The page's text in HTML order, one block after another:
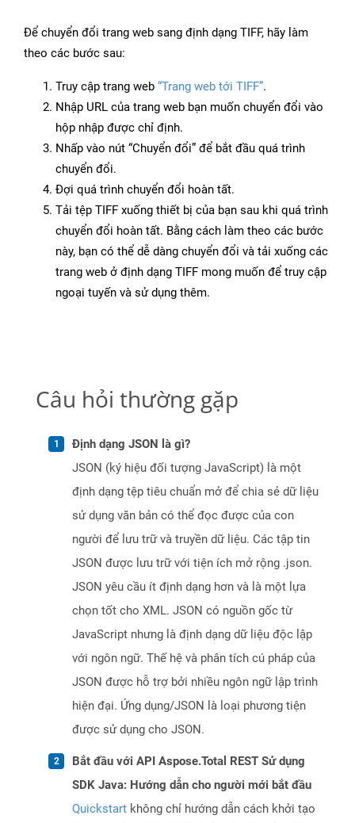
Để chuyển đổi trang web sang định dạng TIFF, hãy làm
theo các bước sau:
Truy cập trang web “Trang web tới TIFF”.
Nhập URL của trang web bạn muốn chuyển đổi vào
hộp nhập được chỉ định.
Nhấp vào nút “Chuyển đổi” để bắt đầu quá trình
chuyển đổi.
Đợi quá trình chuyển đổi hoàn tất.
Tải tệp TIFF xuống thiết bị của bạn sau khi quá trình
chuyển đổi hoàn tất. Bằng cách làm theo các bước
này, bạn có thể dễ dàng chuyển đổi và tải xuống các
trang web ở định dạng TIFF mong muốn để truy cập
ngoại tuyến và sử dụng thêm.
Câu hỏi thường gặp
Định dạng JSON là gì?
JSON (ký hiệu đối tượng JavaScript) là một
định dạng tệp tiêu chuẩn mở để chia sẻ dữ liệu
sử dụng văn bản có thể đọc được của con
người để lưu trữ và truyền dữ liệu. Các tập tin
JSON được lưu trữ với tiện ích mở rộng .json.
JSON yêu cầu ít định dạng hơn và là một lựa
chọn tốt cho XML. JSON có nguồn gốc từ
JavaScript nhưng là định dạng dữ liệu độc lập
với ngôn ngữ. Thế hệ và phân tích cú pháp của
JSON được hỗ trợ bởi nhiều ngôn ngữ lập trình
hiện đại. Ứng dụng/JSON là loại phương tiện
được sử dụng cho JSON.
Bắt đầu với API Aspose.Total REST Sử dụng
SDK Java: Hướng dẫn cho người mới bắt đầu
Quickstart không chỉ hướng dẫn cách khởi tạo